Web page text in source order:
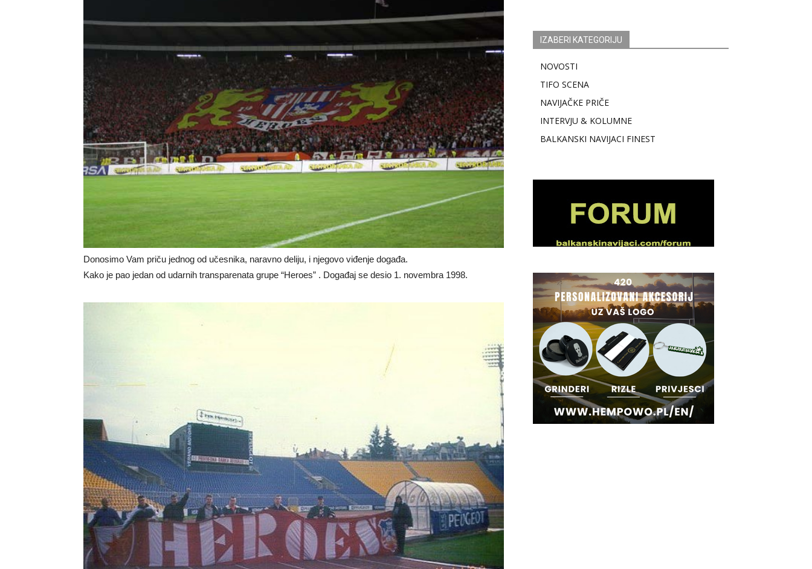
Donosimo Vam priču jednog od učesnika, naravno deliju, i njegovo viđenje događa.
Kako je pao jedan od udarnih transparenata grupe “Heroes” . Događaj se desio 1. novembra 1998.
IZABERI KATEGORIJU
NOVOSTI
TIFO SCENA
NAVIJAČKE PRIČE
INTERVJU & KOLUMNE
BALKANSKI NAVIJACI FINEST